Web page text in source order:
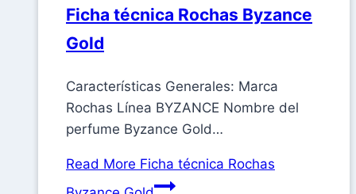
Ficha técnica Rochas Byzance
Gold
Características Generales: Marca
Rochas Línea BYZANCE Nombre del
perfume Byzance Gold…
Read More Ficha técnica Rochas